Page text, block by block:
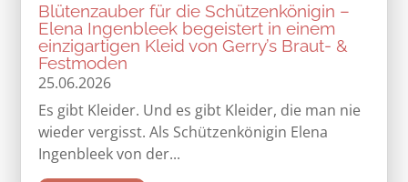
Blütenzauber für die Schützenkönigin –
Elena Ingenbleek begeistert in einem
einzigartigen Kleid von Gerry’s Braut- &
Festmoden
25.06.2026
Es gibt Kleider. Und es gibt Kleider, die man nie
wieder vergisst. Als Schützenkönigin Elena
Ingenbleek von der...